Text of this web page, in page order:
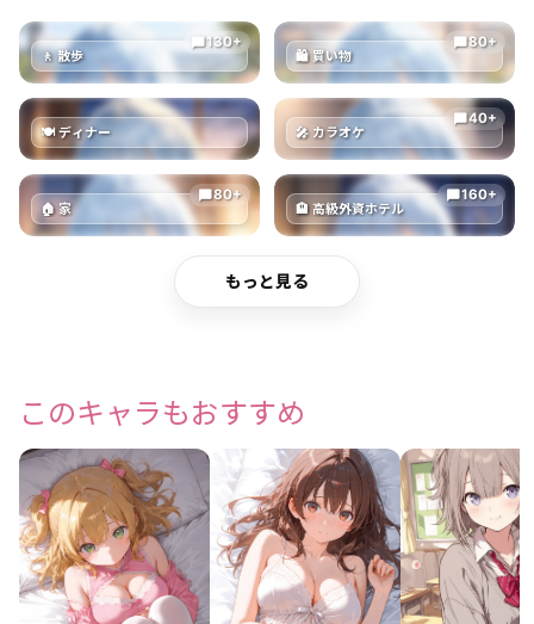
chat_bubble130+
🚶 散歩
chat_bubble80+
🛍 買い物
🍽 ディナー
chat_bubble40+
🎤 カラオケ
chat_bubble80+
🏠 家
chat_bubble160+
🏨 高級外資ホテル
もっと見る
このキャラもおすすめ